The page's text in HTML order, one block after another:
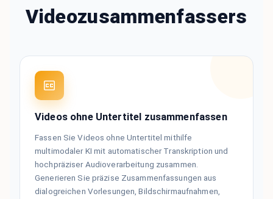
Videozusammenfassers
Videos ohne Untertitel zusammenfassen
Fassen Sie Videos ohne Untertitel mithilfe
multimodaler KI mit automatischer Transkription und
hochpräziser Audioverarbeitung zusammen.
Generieren Sie präzise Zusammenfassungen aus
dialogreichen Vorlesungen, Bildschirmaufnahmen,